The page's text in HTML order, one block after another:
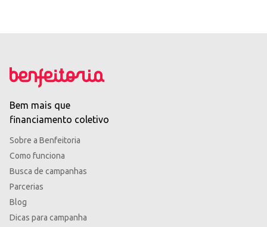
Bem mais que
financiamento coletivo
Sobre a Benfeitoria
Como funciona
Busca de campanhas
Parcerias
Blog
Dicas para campanha